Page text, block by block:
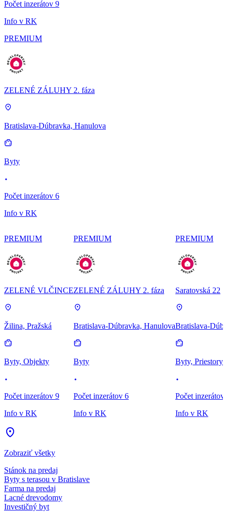
Počet inzerátov 9
Info v RK
PREMIUM
ZELENÉ ZÁLUHY 2. fáza
Bratislava-Dúbravka, Hanulova
Byty
Počet inzerátov 6
Info v RK
PREMIUM
ZELENÉ VLČINCE
Žilina, Pražská
Byty, Objekty
Počet inzerátov 9
Info v RK
PREMIUM
ZELENÉ ZÁLUHY 2. fáza
Bratislava-Dúbravka, Hanulova
Byty
Počet inzerátov 6
Info v RK
PREMIUM
Saratovská 22
Bratislava-
Byty, Priestory
Počet inzerátov
Info v RK
Zobraziť všetky
Stánok na predaj
Byty s terasou v Bratislave
Farma na predaj
Lacné drevodomy
Investičný byt